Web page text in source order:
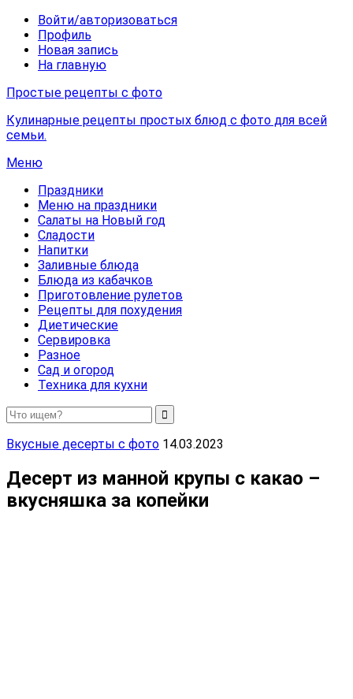
Войти/авторизоваться
Профиль
Новая запись
На главную
Простые рецепты с фото
Кулинарные рецепты простых блюд с фото для всей
семьи.
Меню
Праздники
Меню на праздники
Салаты на Новый год
Сладости
Напитки
Заливные блюда
Блюда из кабачков
Приготовление рулетов
Рецепты для похудения
Диетические
Сервировка
Разное
Сад и огород
Техника для кухни
Вкусные десерты с фото 14.03.2023
Десерт из манной крупы с какао –
вкусняшка за копейки